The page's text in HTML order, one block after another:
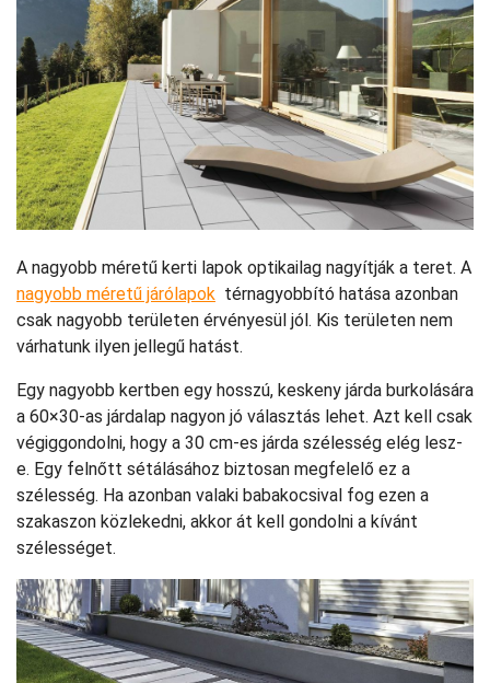
A nagyobb méretű kerti lapok optikailag nagyítják a teret. A
nagyobb méretű járólapok térnagyobbító hatása azonban
csak nagyobb területen érvényesül jól. Kis területen nem
várhatunk ilyen jellegű hatást.
Egy nagyobb kertben egy hosszú, keskeny járda burkolására
a 60×30-as járdalap nagyon jó választás lehet. Azt kell csak
végiggondolni, hogy a 30 cm-es járda szélesség elég lesz-
e. Egy felnőtt sétálásához biztosan megfelelő ez a
szélesség. Ha azonban valaki babakocsival fog ezen a
szakaszon közlekedni, akkor át kell gondolni a kívánt
szélességet.